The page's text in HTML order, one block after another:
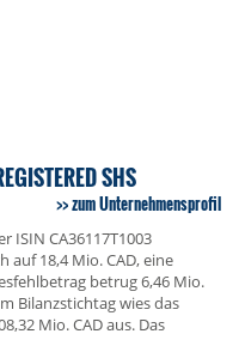
SHS
zum Unternehmensprofil
ISIN CA36117T1003
auf 18,4 Mio. CAD, eine
betrug 6,46 Mio.
Bilanzstichtag wies das
Mio. CAD aus. Das